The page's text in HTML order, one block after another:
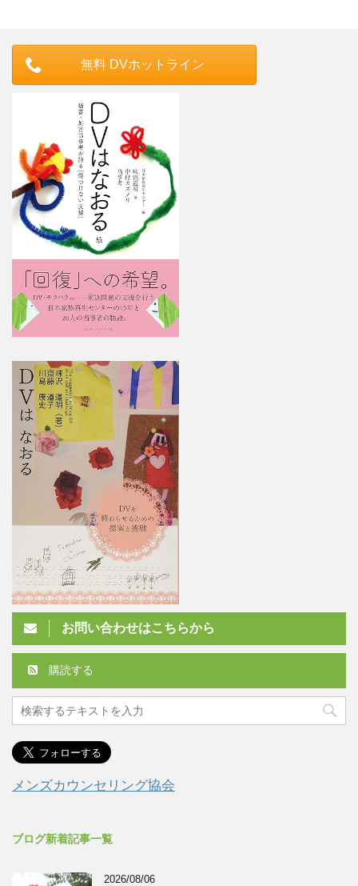
無料 DVホットライン
お問い合わせはこちらから
購読する
メンズカウンセリング協会
ブログ新着記事一覧
2026/08/06